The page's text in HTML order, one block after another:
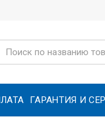
ГАРАНТИЯ И